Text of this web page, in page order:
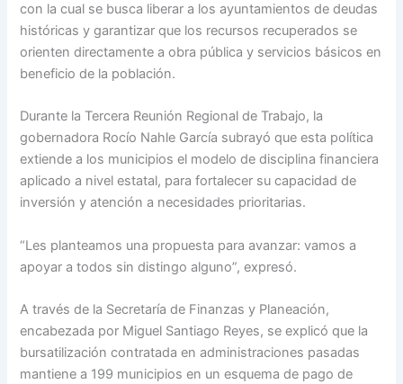
con la cual se busca liberar a los ayuntamientos de deudas
históricas y garantizar que los recursos recuperados se
orienten directamente a obra pública y servicios básicos en
beneficio de la población.
Durante la Tercera Reunión Regional de Trabajo, la
gobernadora Rocío Nahle García subrayó que esta política
extiende a los municipios el modelo de disciplina financiera
aplicado a nivel estatal, para fortalecer su capacidad de
inversión y atención a necesidades prioritarias.
“Les planteamos una propuesta para avanzar: vamos a
apoyar a todos sin distingo alguno”, expresó.
A través de la Secretaría de Finanzas y Planeación,
encabezada por Miguel Santiago Reyes, se explicó que la
bursatilización contratada en administraciones pasadas
mantiene a 199 municipios en un esquema de pago de